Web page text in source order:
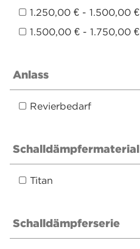
1.250,00 € - 1.500,00 €
1.500,00 € - 1.750,00 €
Anlass
Revierbedarf
Schalldämpfermaterial
Titan
Schalldämpferserie